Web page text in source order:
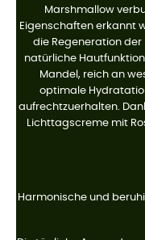
Marshmallow
Eigenschaften erkannt
die Regeneration
natürliche
Mandel, reich an
optimale
aufrechtzuerhalten.
Lichttagscreme mit
Harmonische und